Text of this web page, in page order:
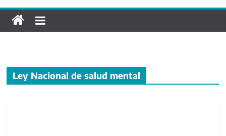
d
r
Ley Nacional de salud mental